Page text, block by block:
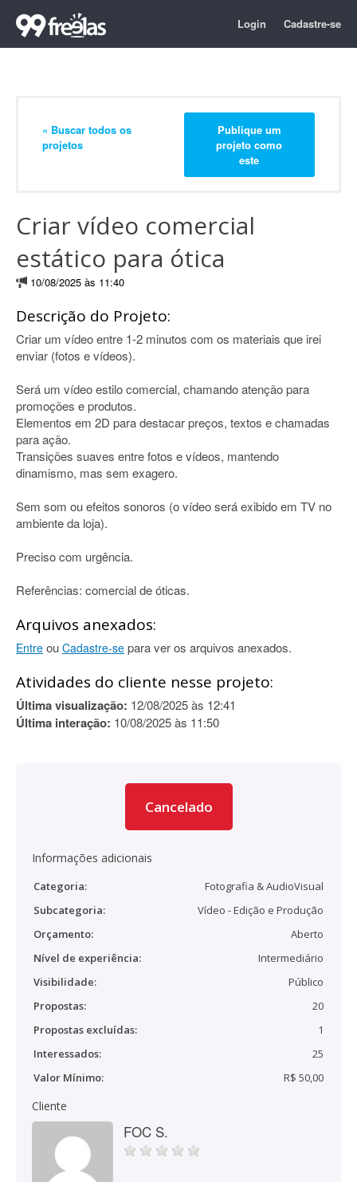
Login Cadastre-se
« Buscar todos os
projetos
Publique um
projeto como
este
Criar vídeo comercial
estático para ótica
10/08/2025 às 11:40
Descrição do Projeto:
Criar um vídeo entre 1-2 minutos com os materiais que irei
enviar (fotos e vídeos).
Será um vídeo estilo comercial, chamando atenção para
promoções e produtos.
Elementos em 2D para destacar preços, textos e chamadas
para ação.
Transições suaves entre fotos e vídeos, mantendo
dinamismo, mas sem exagero.
Sem som ou efeitos sonoros (o vídeo será exibido em TV no
ambiente da loja).
Preciso com urgência.
Referências: comercial de óticas.
Arquivos anexados:
Entre ou Cadastre-se para ver os arquivos anexados.
Atividades do cliente nesse projeto:
Última visualização: 12/08/2025 às 12:41
Última interação: 10/08/2025 às 11:50
Cancelado
Informações adicionais
Categoria:
Fotografia & AudioVisual
Subcategoria:
Vídeo - Edição e Produção
Orçamento:
Aberto
Nível de experiência:
Intermediário
Visibilidade:
Público
Propostas:
20
Propostas excluídas:
1
Interessados:
25
Valor Mínimo:
R$ 50,00
Cliente
FOC S.